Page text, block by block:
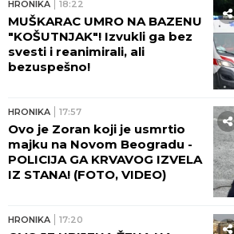
PREKO 100 VATROGASACA NA
TERENU, KAMOV SE NE GASI!
Dramatična situacija kod Ušća
- VATRA DIVLJA, GORI 80
HEKTARA ŠUMA! (FOTO,
"URLAO JE, SVI SMO SE
PLAŠILI..." Komšije Zorana koji
je ubio majku na Novom
Beogradu progovorile nakon
zločina: Bila je poštovan lekar,
KO JE ŽENA SRETKA